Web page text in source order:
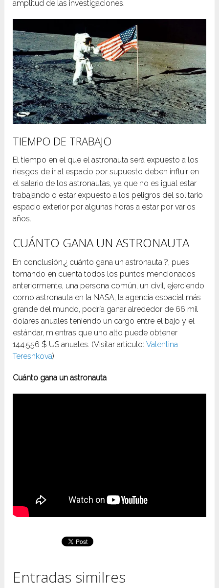
amplitud de las investigaciones.
TIEMPO DE TRABAJO
El tiempo en el que el astronauta será expuesto a los
riesgos de ir al espacio por supuesto deben influir en
el salario de los astronautas, ya que no es igual estar
trabajando o estar expuesto a los peligros del solitario
espacio exterior por algunas horas a estar por varios
años.
CUÁNTO GANA UN ASTRONAUTA
En conclusión,¿ cuánto gana un astronauta ?, pues
tomando en cuenta todos los puntos mencionados
anteriormente, una persona común, un civil, ejerciendo
como astronauta en la NASA, la agencia espacial más
grande del mundo, podría ganar alrededor de 66 mil
dolares anuales teniendo un cargo entre el bajo y el
estándar, mientras que uno alto puede obtener
144.556 $ US anuales. (Visitar artículo:Valentina
Tereshkova)
Cuánto gana un astronauta
Entradas similres